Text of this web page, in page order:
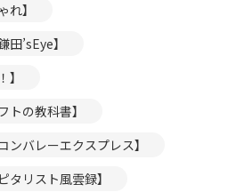
】
’sEye】
トの教科書】
バレーエクスプレス】
タリスト風雲録】